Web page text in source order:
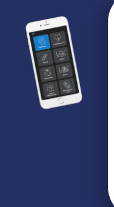
Cribado y
Básico [ENG]
El curso enseña el
fetal y una
habido una rápida